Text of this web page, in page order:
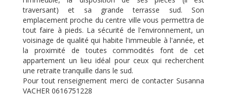
traversant) et sa grande terrasse sud. Son
emplacement proche du centre ville vous permettra de
tout faire à pieds. La sécurité de l'environnement, un
voisinage de qualité qui habite l'immeuble à l'année, et
la proximité de toutes commodités font de cet
appartement un lieu idéal pour ceux qui recherchent
une retraite tranquille dans le sud.
Pour tout renseignement merci de contacter Susanna
VACHER 0616751228